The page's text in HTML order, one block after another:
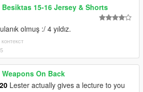
Besiktas 15-16 Jersey & Shorts
olmuş :/ 4 yıldız.
Weapons On Back
Lester actually gives a lecture to you